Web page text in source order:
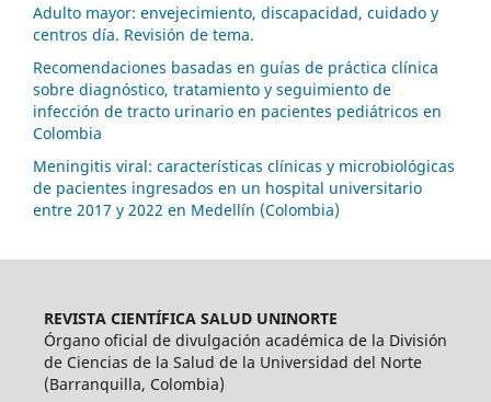
Adulto mayor: envejecimiento, discapacidad, cuidado y
centros día. Revisión de tema.
Recomendaciones basadas en guías de práctica clínica
sobre diagnóstico, tratamiento y seguimiento de
infección de tracto urinario en pacientes pediátricos en
Colombia
Meningitis viral: características clínicas y microbiológicas
de pacientes ingresados en un hospital universitario
entre 2017 y 2022 en Medellín (Colombia)
REVISTA CIENTÍFICA SALUD UNINORTE
Órgano oficial de divulgación académica de la División
de Ciencias de la Salud de la Universidad del Norte
(Barranquilla, Colombia)